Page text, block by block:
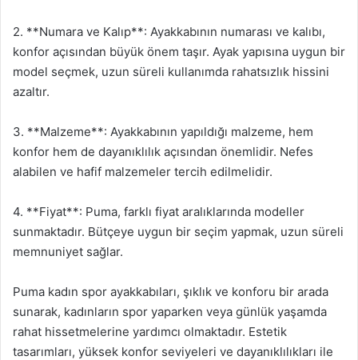
2. **Numara ve Kalıp**: Ayakkabının numarası ve kalıbı,
konfor açısından büyük önem taşır. Ayak yapısına uygun bir
model seçmek, uzun süreli kullanımda rahatsızlık hissini
azaltır.
3. **Malzeme**: Ayakkabının yapıldığı malzeme, hem
konfor hem de dayanıklılık açısından önemlidir. Nefes
alabilen ve hafif malzemeler tercih edilmelidir.
4. **Fiyat**: Puma, farklı fiyat aralıklarında modeller
sunmaktadır. Bütçeye uygun bir seçim yapmak, uzun süreli
memnuniyet sağlar.
Puma kadın spor ayakkabıları, şıklık ve konforu bir arada
sunarak, kadınların spor yaparken veya günlük yaşamda
rahat hissetmelerine yardımcı olmaktadır. Estetik
tasarımları, yüksek konfor seviyeleri ve dayanıklılıkları ile